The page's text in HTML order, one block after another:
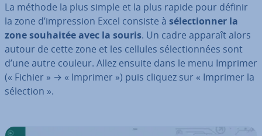
La méthode la plus simple et la plus rapide pour définir
la zone d’im­pres­sion Excel consiste à sé­lec­tion­ner la
zone souhaitée avec la souris. Un cadre apparaît alors
autour de cette zone et les cellules sé­lec­tion­nées sont
d’une autre couleur. Allez ensuite dans le menu Imprimer
(« Fichier » → « Imprimer ») puis cliquez sur « Imprimer la
sélection ».